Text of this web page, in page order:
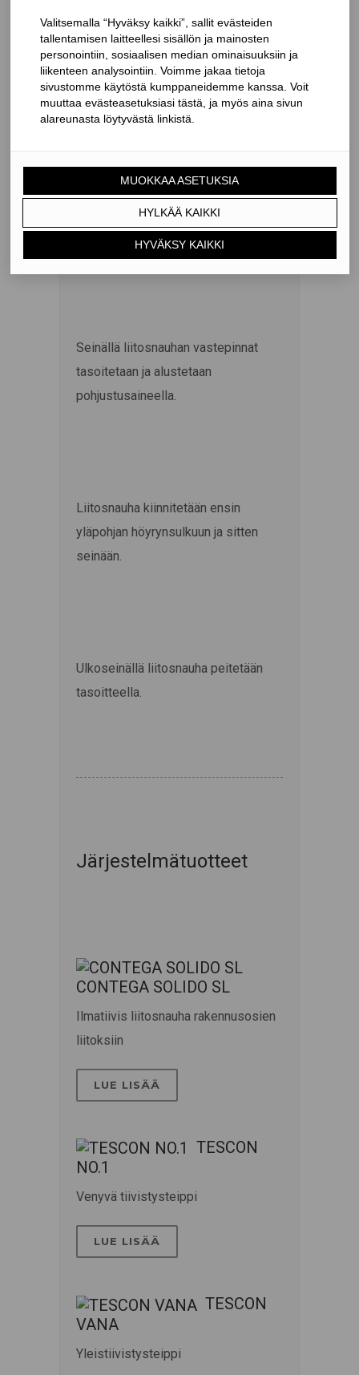
höyrynsulkujen tiivistämiseen
rakennuksen nurkkiin muodostuvien
höyrynsulkujen laskostusten
kohdalla.
Ulkoseinällä liitosnauha peitetään
tasoitteella. Harvarimoitus ja
sisäkatto asennetaan paikoilleen.
Seinällä liitosnauhan vastepinnat
tasoitetaan ja alustetaan
pohjustusaineella.
Liitosnauha kiinnitetään ensin
yläpohjan höyrynsulkuun ja sitten
seinään.
Ulkoseinällä liitosnauha peitetään
tasoitteella.
Järjestelmätuotteet
CONTEGA SOLIDO SL
Ilmatiivis liitosnauha rakennusosien
liitoksiin
LUE LISÄÄ
TESCON
NO.1
Venyvä tiivistysteippi
LUE LISÄÄ
TESCON
VANA
Yleistiivistysteippi